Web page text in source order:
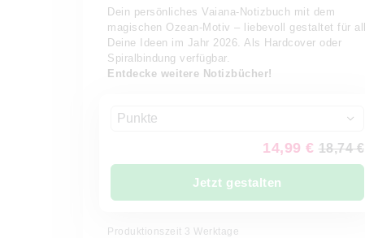
Dein persönliches Vaiana-Notizbuch mit dem
magischen Ozean-Motiv – liebevoll gestaltet für all
Deine Ideen im Jahr 2026. Als Hardcover oder
Spiralbindung verfügbar.
Entdecke weitere Notizbücher!
Punkte
14,99 € 18,74 €
Jetzt gestalten
Produktionszeit 3 Werktage